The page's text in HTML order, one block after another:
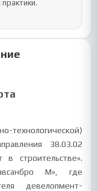
технологической)
38.03.02
строительстве».
М», где
девелопмент-